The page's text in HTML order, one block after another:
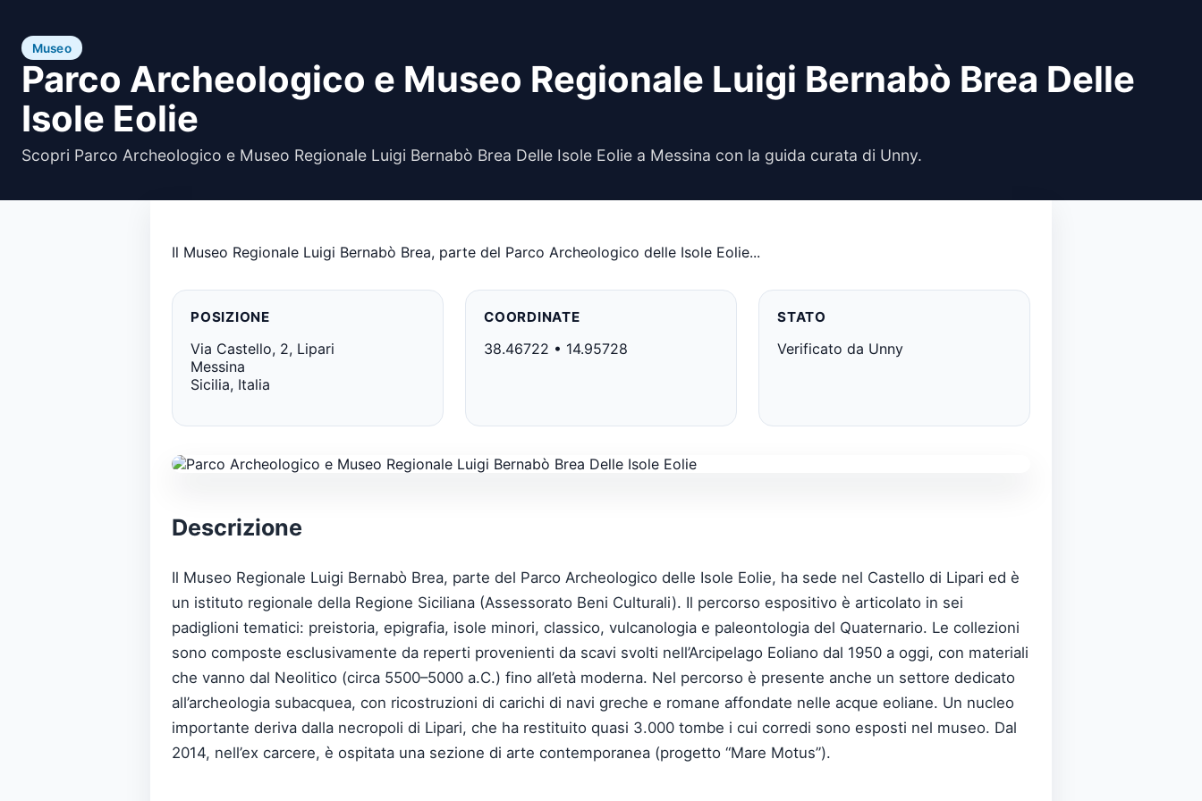
Museo
Parco Archeologico e Museo Regionale Luigi Bernabò Brea Delle
Isole Eolie
Scopri Parco Archeologico e Museo Regionale Luigi Bernabò Brea Delle Isole Eolie a Messina con la guida curata di Unny.
Il Museo Regionale Luigi Bernabò Brea, parte del Parco Archeologico delle Isole Eolie...
POSIZIONE
Via Castello, 2, Lipari
Messina
Sicilia, Italia
COORDINATE
38.46722 • 14.95728
STATO
Verificato da Unny
Descrizione
Il Museo Regionale Luigi Bernabò Brea, parte del Parco Archeologico delle Isole Eolie, ha sede nel Castello di Lipari ed è
un istituto regionale della Regione Siciliana (Assessorato Beni Culturali). Il percorso espositivo è articolato in sei
padiglioni tematici: preistoria, epigrafia, isole minori, classico, vulcanologia e paleontologia del Quaternario. Le collezioni
sono composte esclusivamente da reperti provenienti da scavi svolti nell’Arcipelago Eoliano dal 1950 a oggi, con materiali
che vanno dal Neolitico (circa 5500–5000 a.C.) fino all’età moderna. Nel percorso è presente anche un settore dedicato
all’archeologia subacquea, con ricostruzioni di carichi di navi greche e romane affondate nelle acque eoliane. Un nucleo
importante deriva dalla necropoli di Lipari, che ha restituito quasi 3.000 tombe i cui corredi sono esposti nel museo. Dal
2014, nell’ex carcere, è ospitata una sezione di arte contemporanea (progetto “Mare Motus”).